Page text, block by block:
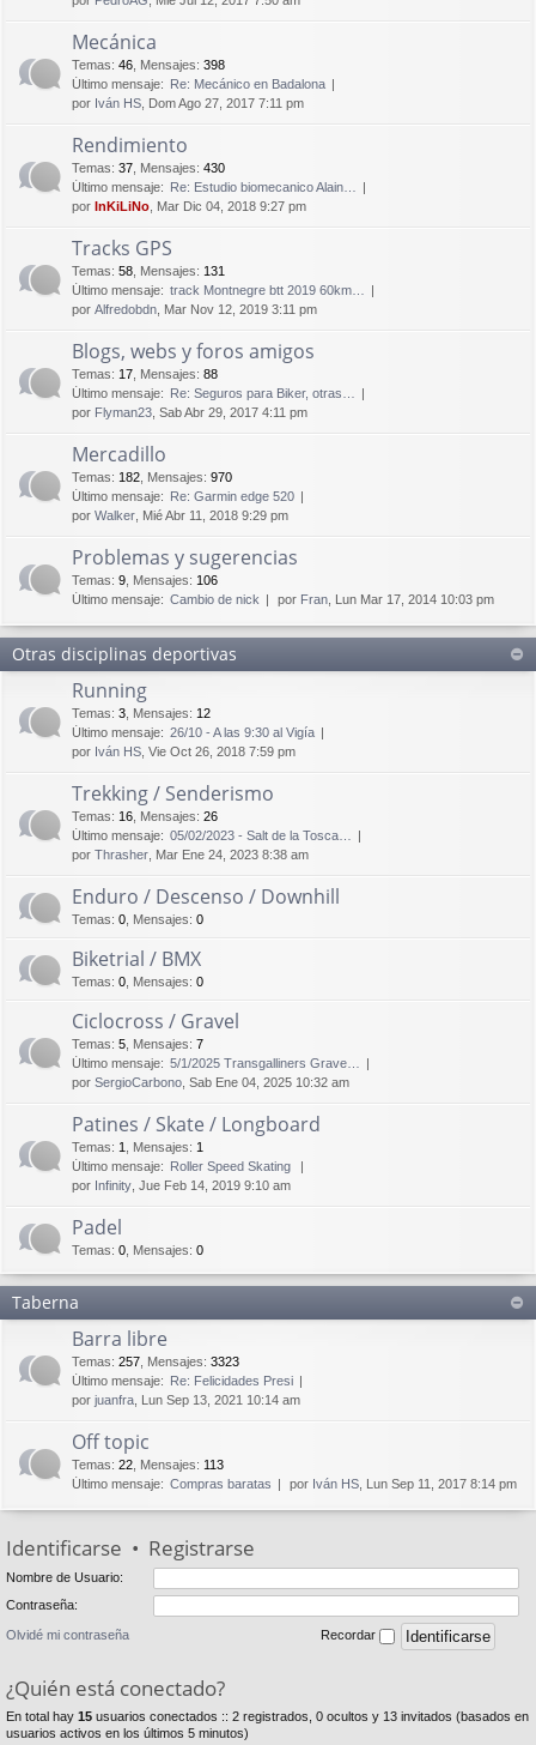
Mecánica
Temas: 46 Mensajes: 398
Último mensaje: Re: Mecánico en Badalona
por Iván HS , Dom Ago 27, 2017 7:11 pm
Rendimiento
Temas: 37 Mensajes: 430
Último mensaje: Re: Estudio biomecanico Alain…
por InKiLiNo , Mar Dic 04, 2018 9:27 pm
Tracks GPS
Temas: 58 Mensajes: 131
Último mensaje: track Montnegre btt 2019 60km…
por Alfredobdn , Mar Nov 12, 2019 3:11 pm
Blogs, webs y foros amigos
Temas: 17 Mensajes: 88
Último mensaje: Re: Seguros para Biker, otras…
por Flyman23 , Sab Abr 29, 2017 4:11 pm
Mercadillo
Temas: 182 Mensajes: 970
Último mensaje: Re: Garmin edge 520
por Walker , Mié Abr 11, 2018 9:29 pm
Problemas y sugerencias
Temas: 9 Mensajes: 106
Último mensaje: Cambio de nick por Fran , Lun Mar 17, 2014 10:03 pm
Otras disciplinas deportivas
Running
Temas: 3 Mensajes: 12
Último mensaje: 26/10 - A las 9:30 al Vigía
por Iván HS , Vie Oct 26, 2018 7:59 pm
Trekking / Senderismo
Temas: 16 Mensajes: 26
Último mensaje: 05/02/2023 - Salt de la Tosca…
por Thrasher , Mar Ene 24, 2023 8:38 am
Enduro / Descenso / Downhill
Temas: 0 Mensajes: 0
Biketrial / BMX
Temas: 0 Mensajes: 0
Ciclocross / Gravel
Temas: 5 Mensajes: 7
Último mensaje: 5/1/2025 Transgalliners Grave…
por SergioCarbono , Sab Ene 04, 2025 10:32 am
Patines / Skate / Longboard
Temas: 1 Mensajes: 1
Último mensaje: Roller Speed Skating
por Infinity , Jue Feb 14, 2019 9:10 am
Padel
Temas: 0 Mensajes: 0
Taberna
Barra libre
Temas: 257 Mensajes: 3323
Último mensaje: Re: Felicidades Presi
por juanfra , Lun Sep 13, 2021 10:14 am
Off topic
Temas: 22 Mensajes: 113
Último mensaje: Compras baratas por Iván HS , Lun Sep 11, 2017 8:14 pm
Identificarse • Registrarse
Nombre de Usuario:
Contraseña:
Olvidé mi contraseña Recordar
¿Quién está conectado?
En total hay 15 usuarios conectados :: 2 registrados, 0 ocultos y 13 invitados (basados en
usuarios activos en los últimos 5 minutos)